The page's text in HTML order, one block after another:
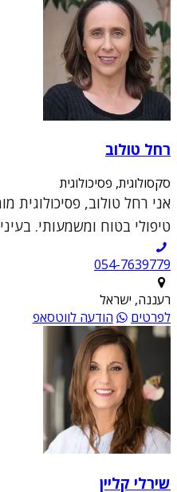
רחל טולוב
סקסולוגית, פסיכולוגית
אני רחל טולוב, פסיכולוגית
טיפולי בטוח ומשמעותי.
054-7639779
רעננה, ישראל
לפרטים
הודעה לווטסאפ
שירלי קליין